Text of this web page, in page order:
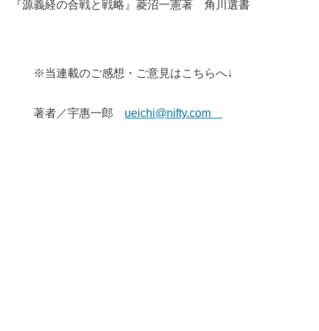
『源義経の合戦と戦略』菱沼一憲著 角川選書
※当連載のご感想・ご意見はこちらへ↓
著者／宇惠一郎 ueichi@nifty.com